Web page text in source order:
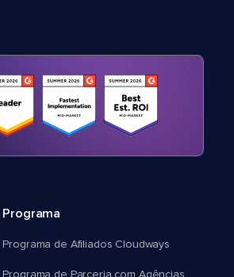
Programa
Programa de Afiliados Cloudways